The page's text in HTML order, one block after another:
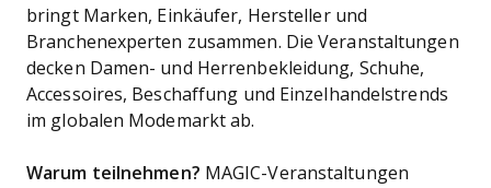
bringt Marken, Einkäufer, Hersteller und
Branchenexperten zusammen. Die Veranstaltungen
decken Damen- und Herrenbekleidung, Schuhe,
Accessoires, Beschaffung und Einzelhandelstrends
im globalen Modemarkt ab.
Warum teilnehmen? MAGIC-Veranstaltungen